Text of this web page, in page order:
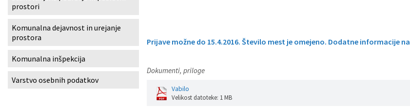
Prijave možne do 15.4.2016. Število mest je omejeno. Dodatne informacije na
Dokumenti, priloge
Vabilo
Velikost datoteke: 1 MB
prostori
Komunalna dejavnost in urejanje
prostora
Komunalna inšpekcija
Varstvo osebnih podatkov
Izobraževanje
Kultura, šport in turizem
Sociala in zdravstvo
Skupna občinska uprava